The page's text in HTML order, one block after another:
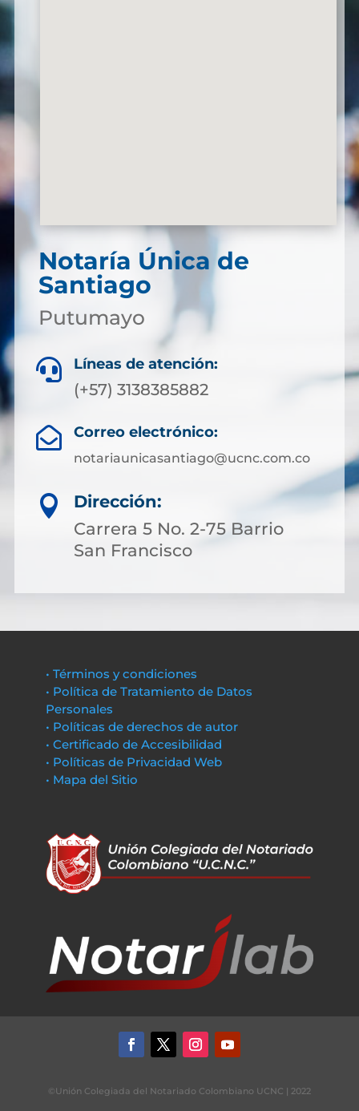
Notaría Única de
Santiago
Putumayo
 Líneas de atención:
(+57) 3138385882
 Correo electrónico:
notariaunicasantiago@ucnc.com.co

Dirección:
Carrera 5 No. 2-75 Barrio
San Francisco
• Términos y condiciones
• Política de Tratamiento de Datos
Personales
• Políticas de derechos de autor
• Certificado de Accesibilidad
• Políticas de Privacidad Web
• Mapa del Sitio
©Unión Colegiada del Notariado Colombiano UCNC | 2022